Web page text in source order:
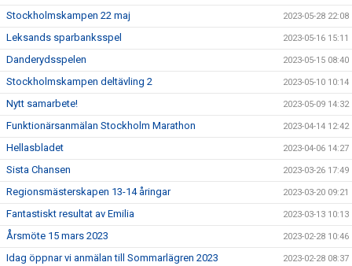
Stockholmskampen 22 maj 2023-05-28 22:08
Leksands sparbanksspel 2023-05-16 15:11
Danderydsspelen 2023-05-15 08:40
Stockholmskampen deltävling 2 2023-05-10 10:14
Nytt samarbete! 2023-05-09 14:32
Funktionärsanmälan Stockholm Marathon 2023-04-14 12:42
Hellasbladet 2023-04-06 14:27
Sista Chansen 2023-03-26 17:49
Regionsmästerskapen 13-14 åringar 2023-03-20 09:21
Fantastiskt resultat av Emilia 2023-03-13 10:13
Årsmöte 15 mars 2023 2023-02-28 10:46
Idag öppnar vi anmälan till Sommarlägren 2023 2023-02-28 08:37